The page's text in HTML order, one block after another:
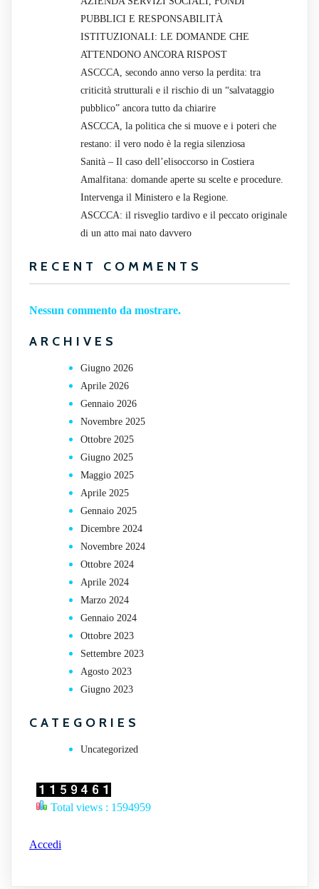
PUBBLICI E RESPONSABILITÀ
ISTITUZIONALI: LE DOMANDE CHE
ATTENDONO ANCORA RISPOST
ASCCCA, secondo anno verso la perdita: tra
criticità strutturali e il rischio di un “salvataggio
pubblico” ancora tutto da chiarire
ASCCCA, la politica che si muove e i poteri che
restano: il vero nodo è la regia silenziosa
Sanità – Il caso dell’elisoccorso in Costiera
Amalfitana: domande aperte su scelte e procedure.
Intervenga il Ministero e la Regione.
ASCCCA: il risveglio tardivo e il peccato originale
di un atto mai nato davvero
RECENT COMMENTS
Nessun commento da mostrare.
ARCHIVES
Giugno 2026
Aprile 2026
Gennaio 2026
Novembre 2025
Ottobre 2025
Giugno 2025
Maggio 2025
Aprile 2025
Gennaio 2025
Dicembre 2024
Novembre 2024
Ottobre 2024
Aprile 2024
Marzo 2024
Gennaio 2024
Ottobre 2023
Settembre 2023
Agosto 2023
Giugno 2023
CATEGORIES
Uncategorized
Total views : 1594959
Accedi